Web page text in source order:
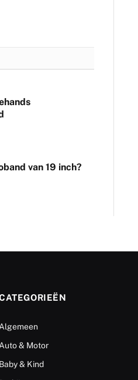
van 19 inch?
Algemeen
Auto & Motor
Baby & Kind